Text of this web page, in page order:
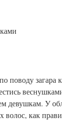
поводу загара
девушкам. У
как